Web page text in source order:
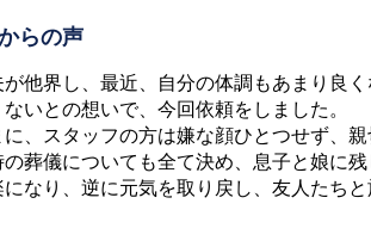
らの声
が他界し、最近、自分の体調もあまり良
いとの想いで、今回依頼をしました。
、スタッフの方は嫌な顔ひとつせず、
の葬儀についても全て決め、息子と娘に
になり、逆に元気を取り戻し、友人たち